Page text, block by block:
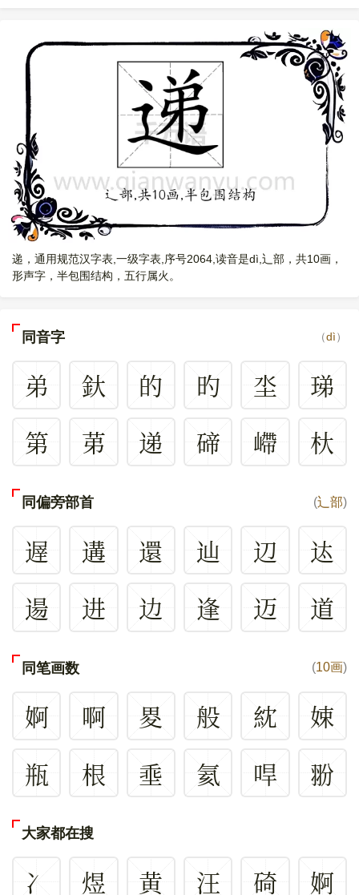
递，通用规范汉字表,一级字表,序号2064,读音是dì,辶部，共10画，
形声字，半包围结构，五行属火。
同音字 （dì）
弟 釱 的 旳 坔
珶
第
苐 递 碲 嵽 杕
同偏旁部首 (辶部)
遟 遘 還 辿 辺
迏
逿
进 边 逢 迈 道
同笔画数 (10画)
婀 啊 畟 般 紞
娕
瓶
根 埀 氦 哻 翂
大家都在搜
冫 煜 黄 汪 碕 婀